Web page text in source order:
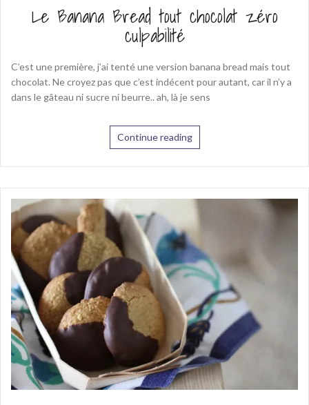
Le Banana Bread tout chocolat zéro
culpabilité
C’est une première, j’ai tenté une version banana bread mais tout
chocolat. Ne croyez pas que c’est indécent pour autant, car il n’y a
dans le gâteau ni sucre ni beurre.. ah, là je sens
Continue reading